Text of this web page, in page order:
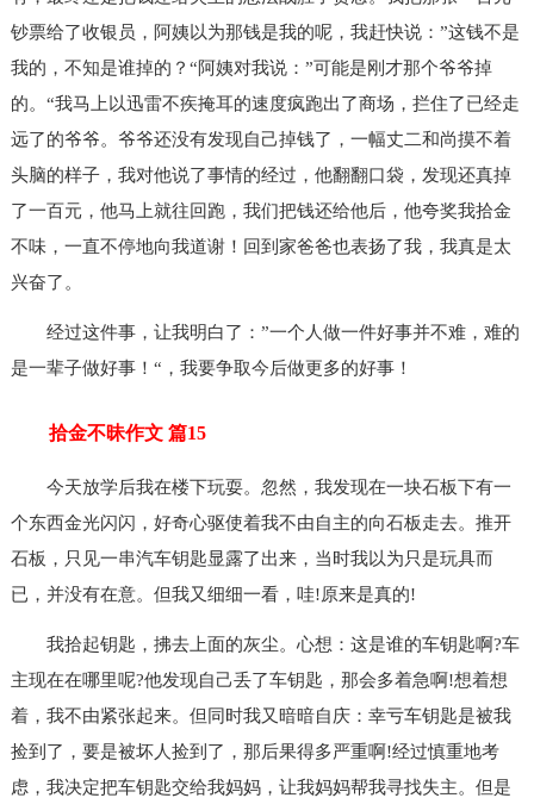
钞票给了收银员，阿姨以为那钱是我的呢，我赶快说：”这钱不是
我的，不知是谁掉的？“阿姨对我说：”可能是刚才那个爷爷掉
的。“我马上以迅雷不疾掩耳的速度疯跑出了商场，拦住了已经走
远了的爷爷。爷爷还没有发现自己掉钱了，一幅丈二和尚摸不着
头脑的样子，我对他说了事情的经过，他翻翻口袋，发现还真掉
了一百元，他马上就往回跑，我们把钱还给他后，他夸奖我拾金
不味，一直不停地向我道谢！回到家爸爸也表扬了我，我真是太
兴奋了。
经过这件事，让我明白了：”一个人做一件好事并不难，难的
是一辈子做好事！“，我要争取今后做更多的好事！
拾金不昧作文 篇15
今天放学后我在楼下玩耍。忽然，我发现在一块石板下有一
个东西金光闪闪，好奇心驱使着我不由自主的向石板走去。推开
石板，只见一串汽车钥匙显露了出来，当时我以为只是玩具而
已，并没有在意。但我又细细一看，哇!原来是真的!
我拾起钥匙，拂去上面的灰尘。心想：这是谁的车钥匙啊?车
主现在在哪里呢?他发现自己丢了车钥匙，那会多着急啊!想着想
着，我不由紧张起来。但同时我又暗暗自庆：幸亏车钥匙是被我
捡到了，要是被坏人捡到了，那后果得多严重啊!经过慎重地考
虑，我决定把车钥匙交给我妈妈，让我妈妈帮我寻找失主。但是